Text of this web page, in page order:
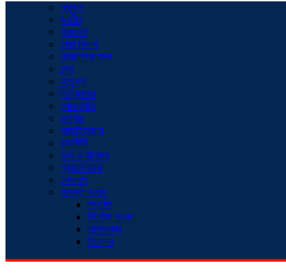
প্রচ্ছদ
জাতীয়
সারাদেশ
ঢাকা বিভাগ
নারায়ণগঞ্জ সদর
বন্দর
ফতুল্লা
সিদ্ধিরগঞ্জ
সোনারগাঁও
রূপগঞ্জ
আড়াইহাজার
রাজনীতি
অর্থ ও বাণিজ্য
প্রবাসে ডাক
খেলাধুলা
অনন্যা সংবাদ
সংগঠন
নিখোঁজ সংবাদ
সাক্ষাৎকার
বিনোদন